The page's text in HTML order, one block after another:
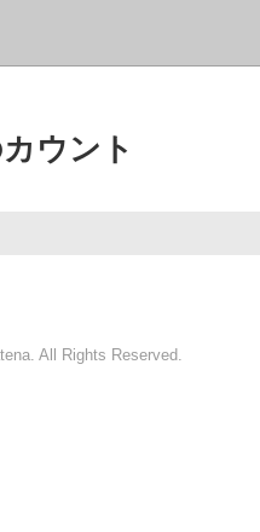
ウント
All Rights Reserved.